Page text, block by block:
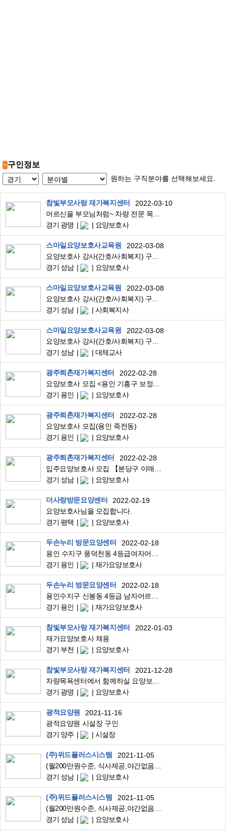
구인정보
원하는 구직분야를 선택해보세요.
참빛부모사랑 재가복지센터
2022-03-10
경기 광명
요양보호사
스마일요양보호사교육원
2022-03-08
경기 성남
요양보호사
스마일요양보호사교육원
2022-03-08
경기 성남
사회복지사
스마일요양보호사교육원
2022-03-08
경기 성남
대체교사
광주퇴촌재가복지센터
2022-02-28
경기 용인
요양보호사
광주퇴촌재가복지센터
2022-02-28
요양보호사 모집(용인 죽전동)
경기 용인
요양보호사
광주퇴촌재가복지센터
2022-02-28
경기 성남
요양보호사
더사랑방문요양센터
2022-02-19
요양보호사님을 모집합니다.
경기 평택
요양보호사
두손누리 방문요양센터
2022-02-18
경기 용인
재가요양보호사
두손누리 방문요양센터
2022-02-18
경기 용인
재가요양보호사
참빛부모사랑 재가복지센터
2022-01-03
재가요양보호사 채용
경기 부천
요양보호사
참빛부모사랑 재가복지센터
2021-12-28
경기 광명
요양보호사
광적요양원
2021-11-16
광적요양원 시설장 구인
경기 양주
시설장
(주)위드플러스시스템
2021-11-05
경기 성남
요양보호사
(주)위드플러스시스템
2021-11-05
경기 성남
요양보호사